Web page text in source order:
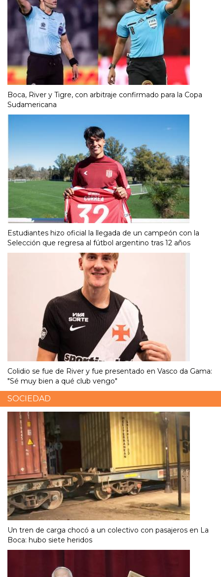
Boca, River y Tigre, con arbitraje confirmado para la Copa
Sudamericana
Estudiantes hizo oficial la llegada de un campeón con la
Selección que regresa al fútbol argentino tras 12 años
Colidio se fue de River y fue presentado en Vasco da Gama:
"Sé muy bien a qué club vengo"
SOCIEDAD
Un tren de carga chocó a un colectivo con pasajeros en La
Boca: hubo siete heridos